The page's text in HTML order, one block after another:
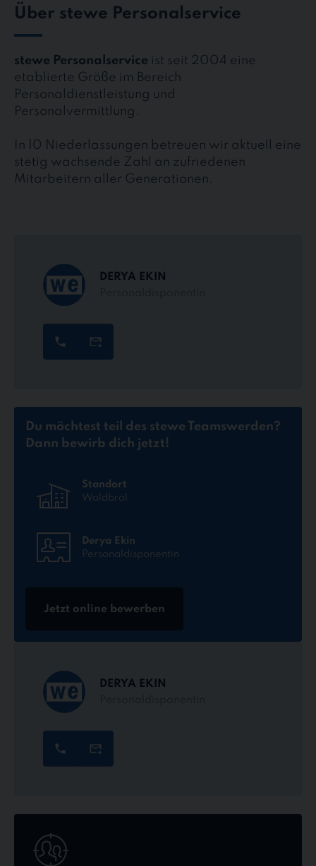
Über stewe Personalservice
stewe Personalservice ist seit 2004 eine
etablierte Größe im Bereich
Personaldienstleistung und
Personalvermittlung.
In 10 Niederlassungen betreuen wir aktuell eine
stetig wachsende Zahl an zufriedenen
Mitarbeitern aller Generationen.
DERYA EKIN
Du möchtest teil des stewe Teamswerden?
Dann bewirb dich jetzt!
Standort
Waldbröl
Derya Ekin
Personaldisponentin
Jetzt online bewerben
DERYA EKIN
online
bewerben